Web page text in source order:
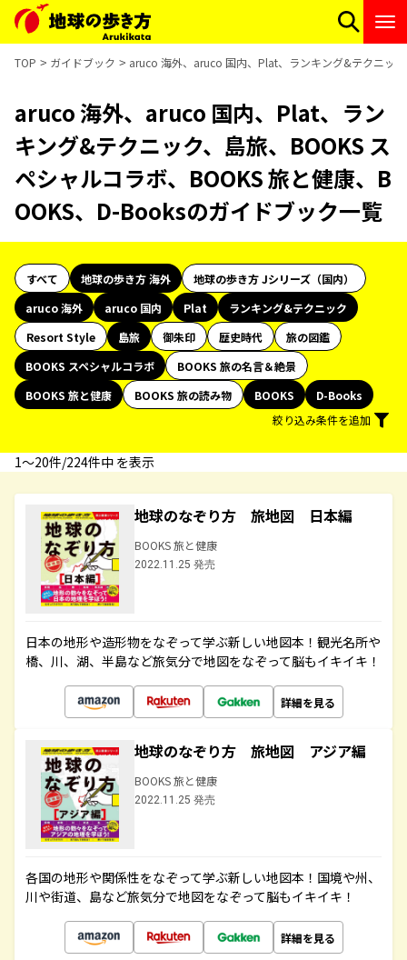
TOP ガイドブック aruco 海外、aruco 国内、Plat、ランキング&テクニッ
aruco 海外、aruco 国内、Plat、ラン
キング&テクニック、島旅、BOOKS ス
ペシャルコラボ、BOOKS 旅と健康、B
OOKS、D-Booksのガイドブック一覧
すべて 地球の歩き方 海外
地球の歩き方 Jシリーズ（国内）
aruco 海外
aruco 国内 Plat
ランキング&テクニック
Resort Style
島旅 御朱印 歴史時代
旅の図鑑
BOOKS スペシャルコラボ
BOOKS 旅の名言＆絶景
BOOKS 旅と健康
BOOKS 旅の読み物 BOOKS
D-Books
絞り込み条件を追加
1〜20件/224件中 を表示
地球のなぞり方 旅地図 日本編
BOOKS 旅と健康
2022.11.25 発売
日本の地形や造形物をなぞって学ぶ新しい地図本！観光名所や
橋、川、湖、半島など旅気分で地図をなぞって脳もイキイキ！
詳細を見る
地球のなぞり方 旅地図 アジア編
BOOKS 旅と健康
2022.11.25 発売
各国の地形や関係性をなぞって学ぶ新しい地図本！国境や州、
川や街道、島など旅気分で地図をなぞって脳もイキイキ！
詳細を見る